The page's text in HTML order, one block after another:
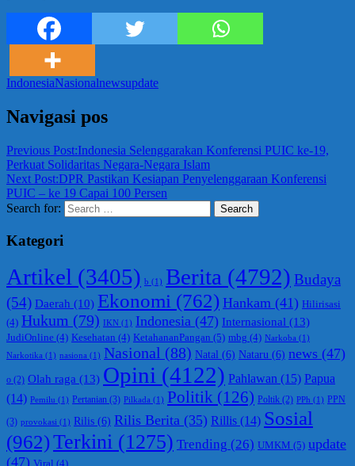
IndonesiaNasionalnewsupdate
Navigasi pos
Previous Post:Indonesia Selenggarakan Konferensi PUIC ke-19,
Perkuat Solidaritas Negara-Negara Islam
Next Post:DPR Pastikan Kesiapan Penyelenggaraan Konferensi
PUIC – ke 19 Capai 100 Persen
Search for:
Search
Kategori
Artikel (3405) b (1) Berita (4792) Budaya
(54) Daerah (10) Ekonomi (762) Hankam (41) Hilirisasi
(4) Hukum (79) IKN (1) Indonesia (47) Internasional (13)
JudiOnline (4) Kesehatan (4) KetahananPangan (5) mbg (4) Narkoba (1)
Narkotika (1) nasiona (1) Nasional (88) Natal (6) Nataru (6) news (47)
o (2) Olah raga (13) Opini (4122) Pahlawan (15) Papua
(14) Pemilu (1) Pertanian (3) Pilkada (1) Politik (126) Poltik (2) PPh (1) PPN
(3) provokasi (1) Rilis (6) Rilis Berita (35) Rillis (14) Sosial
(962)Terkini (1275) Trending (26) UMKM (5) update
(47)